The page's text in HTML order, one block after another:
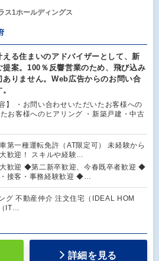
ス1ホールディングス
える住まいのアドバイザーとして、新
提案。100％反響営業のため、飛び込み
ありません。Web広告からのお問い合
】 ・お問い合わせいただいたお客様への
お客様へのヒアリング ・新築戸建・中古
第一種運転免許（AT限定可） 未経験から
歓迎！ スキルや経験…
歓迎 ◆第二新卒歓迎、今春既卒者歓迎 ◆
接客・事務経験歓迎 ◆…
グ 不動産仲介 注文住宅（IDEAL HOM
IT…
詳細を見る